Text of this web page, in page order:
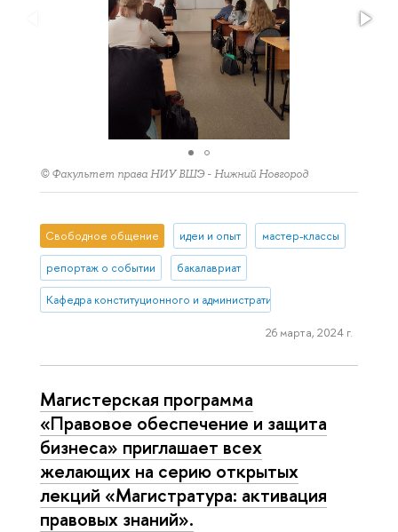
© Факультет права НИУ ВШЭ - Нижний Новгород
Свободное общение идеи и опыт мастер-классы
репортаж о событии бакалавриат
Кафедра конституционного и административного права (Нижний
26 марта, 2024 г.
Магистерская программа
«Правовое обеспечение и защита
бизнеса» приглашает всех
желающих на серию открытых
лекций «Магистратура: активация
правовых знаний».